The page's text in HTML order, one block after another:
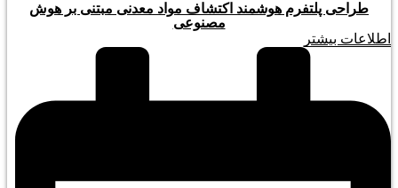
طراحی پلتفرم هوشمند اکتشاف مواد معدنی مبتنی بر هوش
مصنوعی
اطلاعات بیشتر